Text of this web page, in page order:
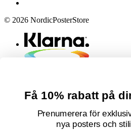
© 2026 NordicPosterStore
Få 10% rabatt på
Prenumerera för
nya posters och